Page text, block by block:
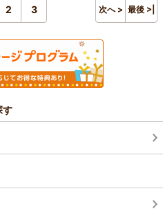
2 3 次へ > 最後 >|
す